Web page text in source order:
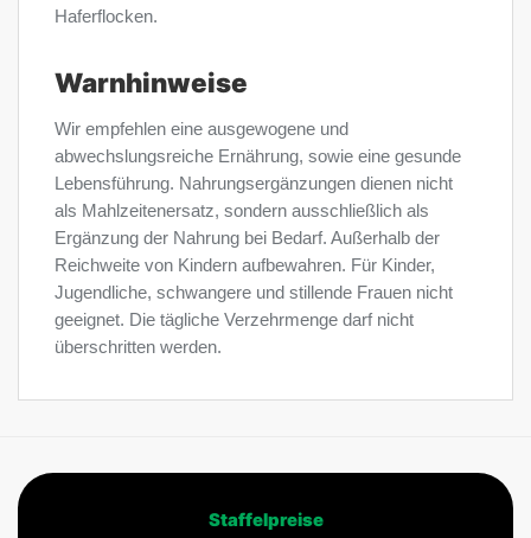
Haferflocken.
Warnhinweise
Wir empfehlen eine ausgewogene und
abwechslungsreiche Ernährung, sowie eine gesunde
Lebensführung. Nahrungsergänzungen dienen nicht
als Mahlzeitenersatz, sondern ausschließlich als
Ergänzung der Nahrung bei Bedarf. Außerhalb der
Reichweite von Kindern aufbewahren. Für Kinder,
Jugendliche, schwangere und stillende Frauen nicht
geeignet. Die tägliche Verzehrmenge darf nicht
überschritten werden.
Staffelpreise